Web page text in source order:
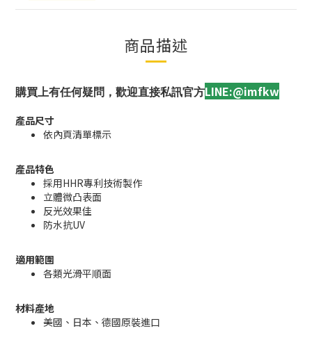
商品描述
購買上有任何疑問，歡迎直接私訊官方LINE:@imfkw
產品尺寸
依內頁清單標示
產品特色
採用HHR專利技術製作
立體微凸表面
反光效果佳
防水抗UV
適用範圍
各類光滑平順面
材料產地
美國、日本、德國原裝進口